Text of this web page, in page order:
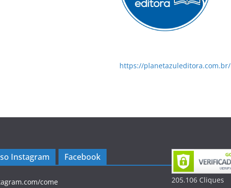
https://planetazuleditora.com.br/
Instagram
come
Facebook
205.106 Cliques